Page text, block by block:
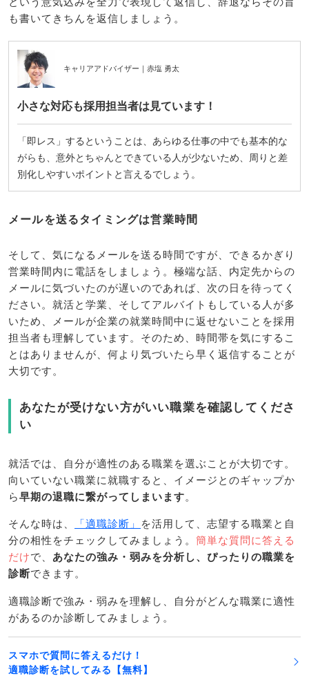
も書いてきちんを返信しましょう。
キャリアアドバイザー｜赤塩 勇太
小さな対応も採用担当者は見ています！
「即レス」するということは、あらゆる仕事の中でも基本的な
がらも、意外とちゃんとできている人が少ないため、周りと差
別化しやすいポイントと言えるでしょう。
メールを送るタイミングは営業時間
そして、気になるメールを送る時間ですが、できるかぎり
営業時間内に電話をしましょう。極端な話、内定先からの
メールに気づいたのが遅いのであれば、次の日を待ってく
ださい。就活と学業、そしてアルバイトもしている人が多
いため、メールが企業の就業時間中に返せないことを採用
担当者も理解しています。そのため、時間帯を気にするこ
とはありませんが、何より気づいたら早く返信することが
大切です。
あなたが受けない方がいい職業を確認してくださ
い
就活では、自分が適性のある職業を選ぶことが大切です。
向いていない職業に就職すると、イメージとのギャップか
ら早期の退職に繋がってしまいます。
そんな時は、 「適職診断」
を活用して、志望する職業と自
分の相性をチェックしてみましょう。 簡単な質問に答える
だけで、 あなたの強み・弱みを分析し、ぴったりの職業を
診断できます。
適職診断で強み・弱みを理解し、自分がどんな職業に適性
があるのか診断してみましょう。
スマホで質問に答えるだけ！
適職診断を試してみる【無料】